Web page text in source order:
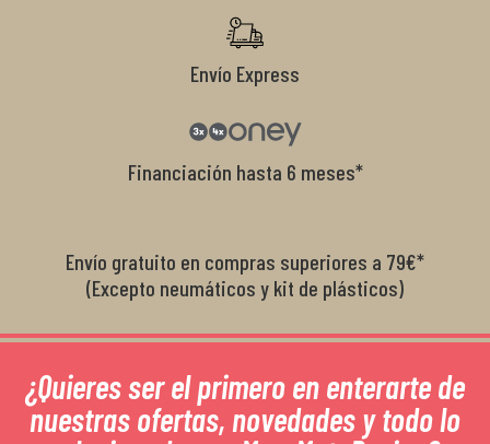
Envío Express
Financiación hasta 6 meses*
Envío gratuito en compras superiores a 79€*
(Excepto neumáticos y kit de plásticos)
¿Quieres ser el primero en enterarte de
nuestras ofertas, novedades y todo lo